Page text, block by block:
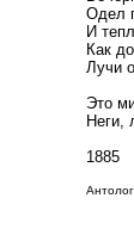
Одел
И
Как
Лучи
Это
Неги,
1885